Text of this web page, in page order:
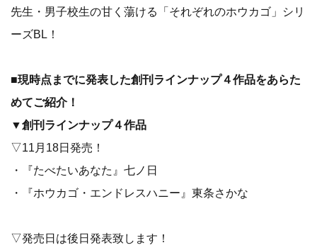
先生・男子校生の甘く蕩ける「それぞれのホウカゴ」シリ
ーズBL！
■現時点までに発表した創刊ラインナップ４作品をあらた
めてご紹介！
▼創刊ラインナップ４作品
▽11月18日発売！
・『たべたいあなた』七ノ日
・『ホウカゴ・エンドレスハニー』東条さかな
▽発売日は後日発表致します！